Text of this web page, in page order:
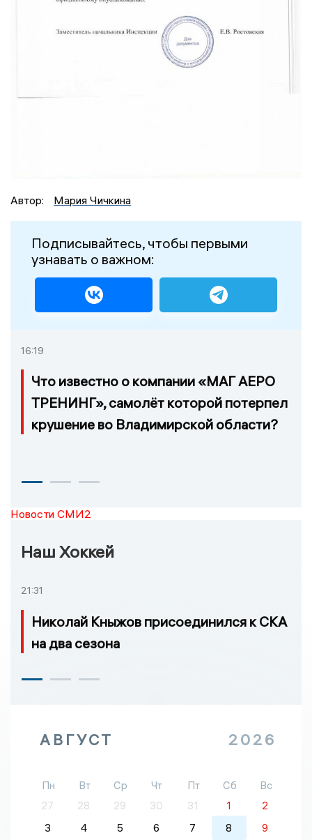
Автор: Мария Чичкина
Подписывайтесь, чтобы первыми
узнавать о важном:
16:19
Что известно о компании «МАГ АЕРО
ТРЕНИНГ», самолёт которой потерпел
крушение во Владимирской области?
Новости СМИ2
Наш Хоккей
21:31
Николай Кныжов присоединился к СКА
на два сезона
АВГУСТ 2026
Пн Вт Ср Чт Пт Сб
Вс
27
28 29 30 31 1
2
3
4 5 6 7 8 9